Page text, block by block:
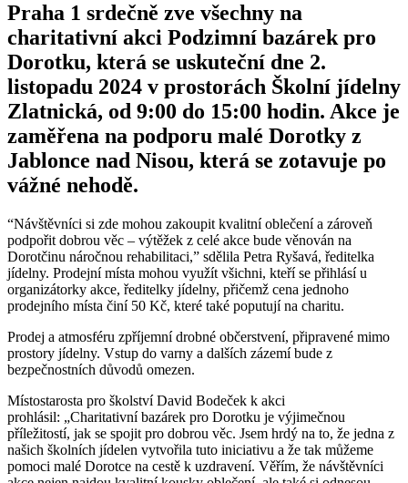
Praha 1 srdečně zve všechny na
charitativní akci Podzimní bazárek pro
Dorotku, která se uskuteční dne 2.
listopadu 2024 v prostorách Školní jídelny
Zlatnická, od 9:00 do 15:00 hodin. Akce je
zaměřena na podporu malé Dorotky z
Jablonce nad Nisou, která se zotavuje po
vážné nehodě.
“Návštěvníci si zde mohou zakoupit kvalitní oblečení a zároveň
podpořit dobrou věc – výtěžek z celé akce bude věnován na
Dorotčinu náročnou rehabilitaci,” sdělila Petra Ryšavá, ředitelka
jídelny. Prodejní místa mohou využít všichni, kteří se přihlásí u
organizátorky akce, ředitelky jídelny, přičemž cena jednoho
prodejního místa činí 50 Kč, které také poputují na charitu.
Prodej a atmosféru zpříjemní drobné občerstvení, připravené mimo
prostory jídelny. Vstup do varny a dalších zázemí bude z
bezpečnostních důvodů omezen.
Místostarosta pro školství David Bodeček k akci
prohlásil: „Charitativní bazárek pro Dorotku je výjimečnou
příležitostí, jak se spojit pro dobrou věc. Jsem hrdý na to, že jedna z
našich školních jídelen vytvořila tuto iniciativu a že tak můžeme
pomoci malé Dorotce na cestě k uzdravení. Věřím, že návštěvníci